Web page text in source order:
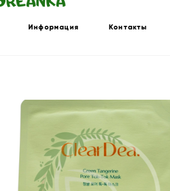
Информация Контакты